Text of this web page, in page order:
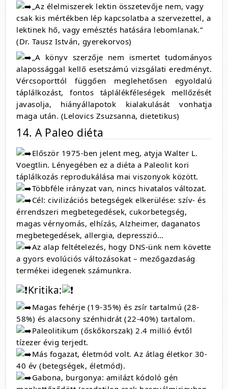
„Az élelmiszerek lektin összetevője nem, vagy
csak kis mértékben lép kapcsolatba a szervezettel, a
lektinek hő, vagy emésztés hatására lebomlanak.”
(Dr. Tausz István, gyerekorvos)
„A könyv szerzője nem ismertet tudományos
alapossággal kellő esetszámú vizsgálati eredményt.
Vércsoporttól függően meglehetősen egyoldalú
táplálkozást, fontos táplálékféleségek mellőzését
javasolja, hiányállapotok kialakulását vonhatja
maga után. (Lelovics Zsuzsanna, dietetikus)
14. A Paleo diéta
Először 1975-ben jelent meg, atyja Walter L.
Voegtlin. Lényegében ez a diéta a Paleolit kori
táplálkozás reprodukálása mai viszonyok között.
Többféle irányzat van, nincs hivatalos változat.
Cél: civilizációs betegségek elkerülése: szív- és
érrendszeri megbetegedések, cukorbetegség,
magas vérnyomás, elhízás, Alzheimer, daganatos
megbetegedések, allergia, depresszió…
Az alap feltételezés, hogy DNS-ünk nem követte
a gyors evolúciós változásokat – mezőgazdaság
termékei idegenek számunkra.
Kritika:
Magas fehérje (19-35%) és zsír tartalmú (28-
58%) és alacsony szénhidrát (22-40%) tartalom.
Paleolitikum (őskőkorszak) 2.4 millió évtől
tízezer évig terjedt.
Más fogazat, életmód volt. Az átlag életkor 30-
40 év (betegségek, életmód).
Gabona, burgonya: amilázt kódoló gén